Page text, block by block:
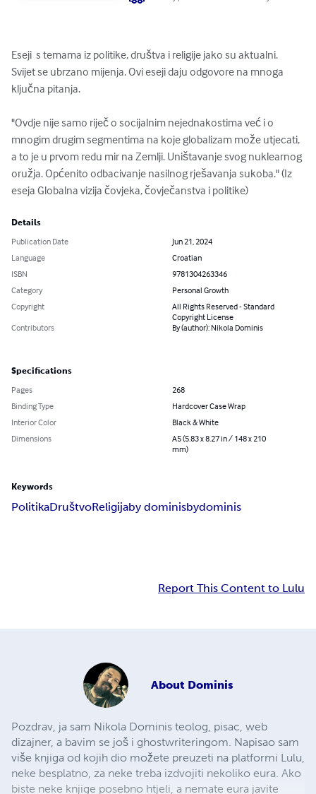
Eseji  s temama iz politike, društva i religije jako su aktualni.
Svijet se ubrzano mijenja. Ovi eseji daju odgovore na mnoga
ključna pitanja.
"Ovdje nije samo riječ o socijalnim nejednakostima već i o
mnogim drugim segmentima na koje globalizam može utjecati,
a to je u prvom redu mir na Zemlji. Uništavanje svog nuklearnog
oružja. Općenito odbacivanje nasilnog rješavanja sukoba." (Iz
eseja Globalna vizija čovjeka, čovječanstva i politike)
Details
Publication Date
Jun 21, 2024
Language
Croatian
ISBN
9781304263346
Category
Personal Growth
Copyright
All Rights Reserved - Standard
Copyright License
Contributors
By (author): Nikola Dominis
Specifications
Pages
268
Binding Type
Hardcover Case Wrap
Interior Color
Black & White
Dimensions
A5 (5.83 x 8.27 in / 148 x 210
mm)
Keywords
PolitikaDruštvoReligijaby dominisbydominis
Report This Content to Lulu
About Dominis
Pozdrav, ja sam Nikola Dominis teolog, pisac, web
dizajner, a bavim se još i ghostwriteringom. Napisao sam
više knjiga od kojih dio možete preuzeti na platformi Lulu,
neke besplatno, za neke treba izdvojiti nekoliko eura. Ako
biste neke knjige posebno htjeli, a nemate eura javite